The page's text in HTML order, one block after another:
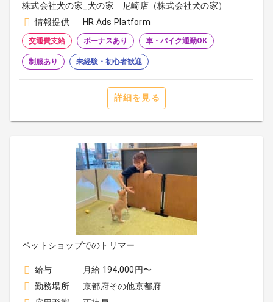
株式会社犬の家_犬の家 尼崎店（株式会社犬の家）
情報提供
HR Ads Platform
交通費支給 ボーナスあり 車・バイク通勤OK
制服あり 未経験・初心者歓迎
詳細を見る
ペットショップでのトリマー
給与
月給 194,000円〜
勤務場所
京都府その他京都府